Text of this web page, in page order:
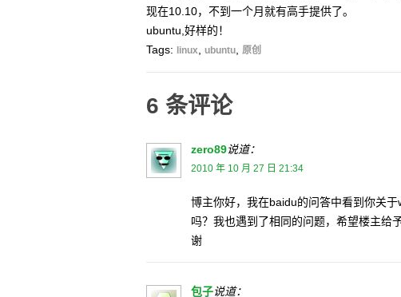
现在10.10，不到一个月就有高手提供了。
ubuntu,好样的！
Tags:
linux ubuntu 原创
6 条评论
zero89说道：
2010 年 10 月 27 日 21:34
博主你好，我在baidu的问答中看到你关
吗？我也遇到了相同的问题，希望楼主给
谢
包子说道：